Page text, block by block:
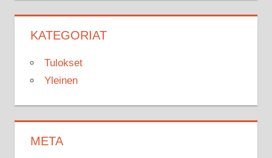
KATEGORIAT
Tulokset
Yleinen
META